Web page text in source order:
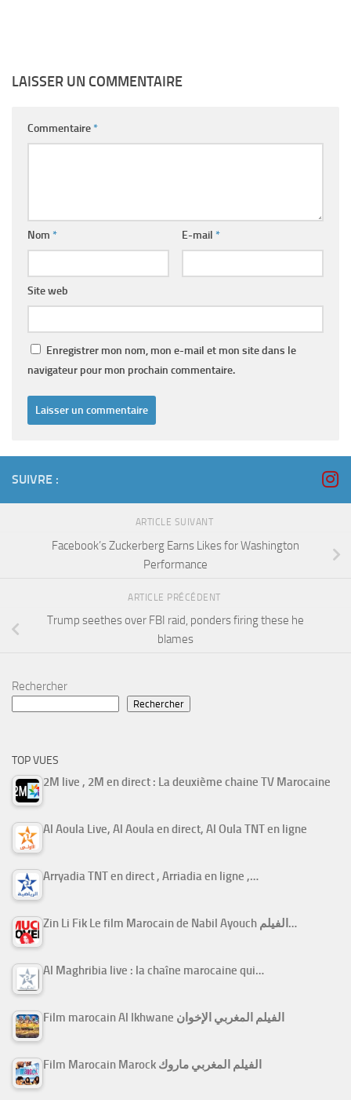
LAISSER UN COMMENTAIRE
Commentaire*
Nom * E-mail *
Site web
Enregistrer mon nom, mon e-mail et mon site dans le
navigateur pour mon prochain commentaire.
SUIVRE :
ARTICLE SUIVANT
Facebook’s Zuckerberg Earns Likes for Washington
Performance
ARTICLE PRÉCÉDENT
Trump seethes over FBI raid, ponders firing these he
blames
Rechercher
Rechercher
TOP VUES
2M live , 2M en direct : La deuxième chaine TV Marocaine
Al Aoula Live, Al Aoula en direct, Al Oula TNT en ligne
Arryadia TNT en direct , Arriadia en ligne ,…
Zin Li Fik Le film Marocain de Nabil Ayouch الفيلم…
Al Maghribia live : la chaîne marocaine qui…
Film marocain Al Ikhwane الفيلم المغربي الإخوان
Film Marocain Marock الفيلم المغربي ماروك